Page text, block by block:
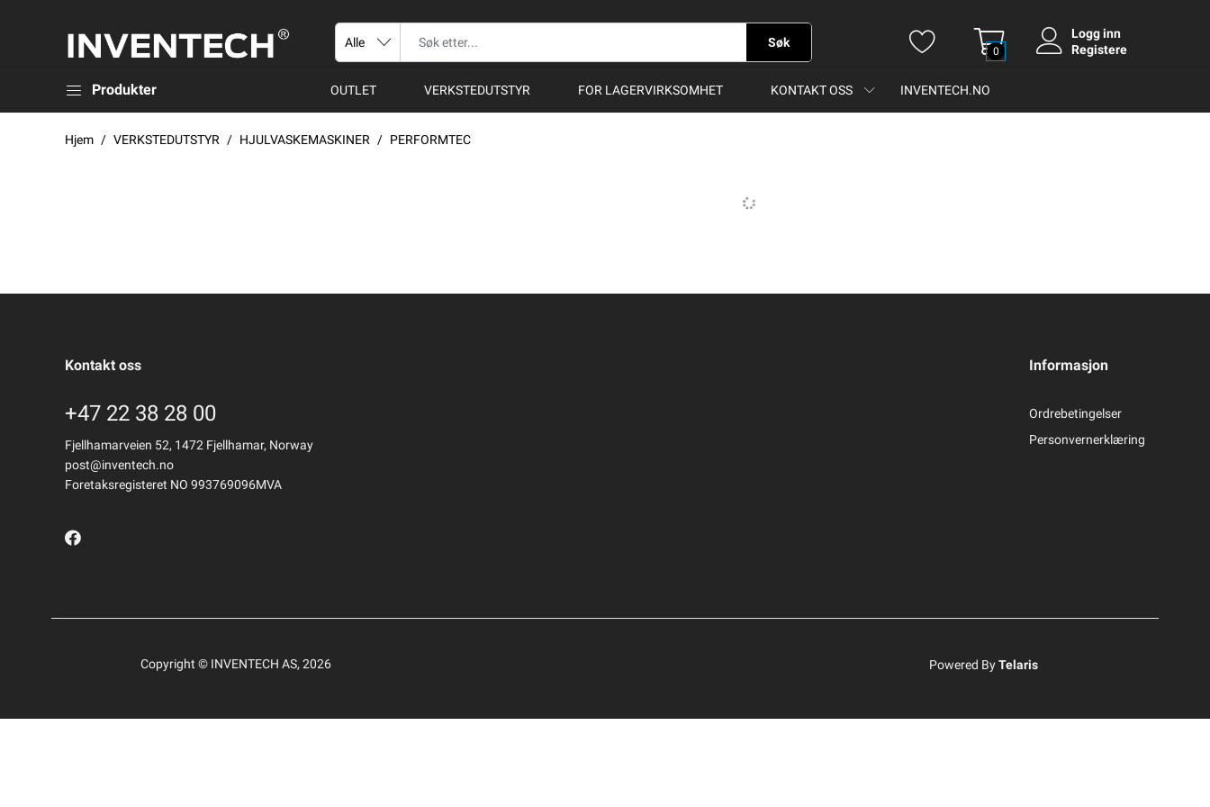
Søk
0
Logg inn
Registere
Produkter OUTLET VERKSTEDUTSTYR FOR LAGERVIRKSOMHET KONTAKT OSS INVENTECH.NO
Hjem VERKSTEDUTSTYR HJULVASKEMASKINER PERFORMTEC
Kontakt oss
+47 22 38 28 00
Fjellhamarveien 52, 1472 Fjellhamar, Norway
post@inventech.no
Foretaksregisteret NO 993769096MVA
Informasjon
Ordrebetingelser
Personvernerklæring
Copyright © INVENTECH AS, 2026 Powered ByTelaris